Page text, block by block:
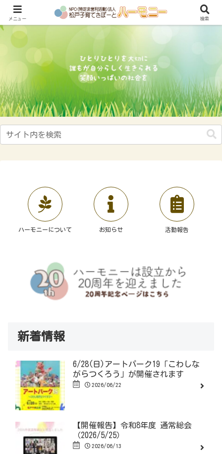
子育てにやさしいまち“松戸”をめざして
ハーモニーについて
ハーモニーについて
お知らせ
お知らせ
活動報告
新着情報
6/28(日)アートパーク19「こわしな
がらつくろう」が開催されます
2026/06/22
【開催報告】令和8年度 通常総会
（2026/5/25）
2026/06/13
メニュー 検索